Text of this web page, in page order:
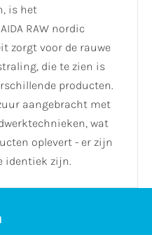
is het
RAW nordic
zorgt voor de rauwe
die te zien is
producten.
aangebracht met
wat
oplevert - er zijn
identiek zijn.